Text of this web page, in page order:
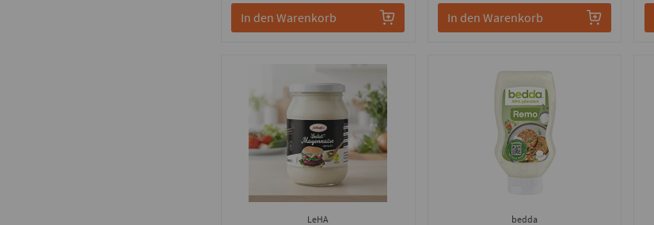
In den Warenkorb In den Warenkorb
LeHA bedda